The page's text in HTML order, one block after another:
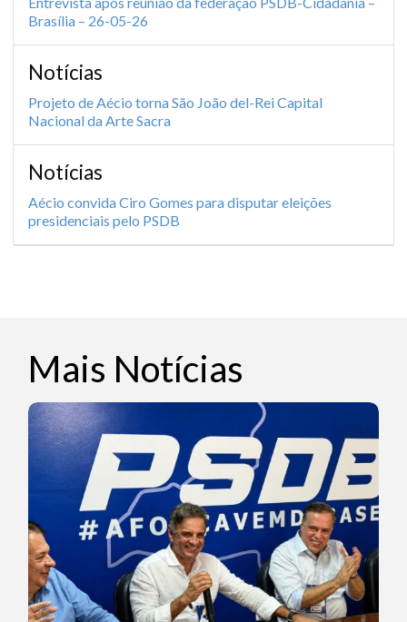
Brasília – 26-05-26
Notícias
Projeto de Aécio torna São João del-Rei Capital
Nacional da Arte Sacra
Notícias
Aécio convida Ciro Gomes para disputar eleições
presidenciais pelo PSDB
Mais Notícias